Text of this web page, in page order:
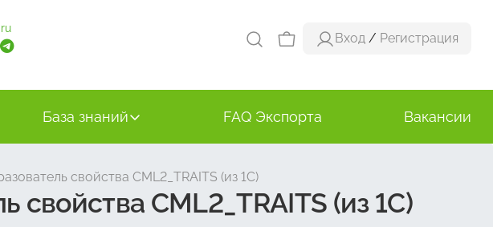
Вход / Регистрация
База знаний FAQ Экспорта Вакансии
свойства CML2_TRAITS (из 1С)
CML2_TRAITS (из 1С)